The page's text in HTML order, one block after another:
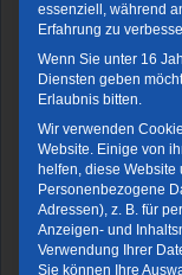
Vorabinformation zur
Veranstaltung
Beschreibung
essenziell, während
Erfahrung zu
Wenn Sie unter 16
Diensten geben
Erlaubnis bitten.
Wir verwenden
Website. Einige von
helfen, diese
Personenbezogene
Adressen), z. B. für
Anzeigen- und
Verwendung Ihrer
Sie können Ihre